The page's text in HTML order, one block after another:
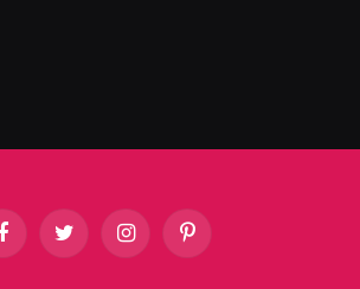
FacebookTwitter InstagramPinterest